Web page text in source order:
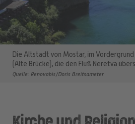
Die Altstadt von Mostar, im
(Alte Brücke), die den Fluß Neretva
Quelle: Renovabis/Doris Breitsameter